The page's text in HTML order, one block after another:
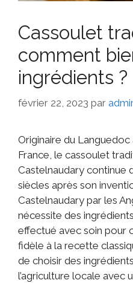
Cassoulet
comment
ingrédients ?
février 22, 2023 par
Originaire du
France, le cassoulet
Castelnaudary continue
siècles après son
Castelnaudary par les
nécessite des
effectué avec soin pour
fidèle à la recette
de choisir des
l’agriculture locale avec